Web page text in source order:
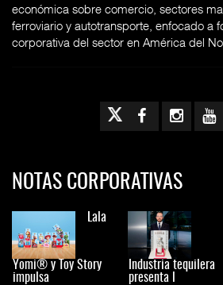
económica sobre comercio, sectores
ferroviario y autotransporte, enfocado a
corporativa del sector en América del
NOTAS CORPORATIVAS
Lala
Yomi® y Toy Story
impulsa
Industria tequilera
presenta l